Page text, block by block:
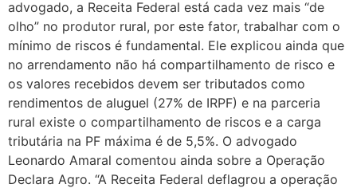
advogado, a Receita Federal está cada vez mais “de
olho” no produtor rural, por este fator, trabalhar com o
mínimo de riscos é fundamental. Ele explicou ainda que
no arrendamento não há compartilhamento de risco e
os valores recebidos devem ser tributados como
rendimentos de aluguel (27% de IRPF) e na parceria
rural existe o compartilhamento de riscos e a carga
tributária na PF máxima é de 5,5%. O advogado
Leonardo Amaral comentou ainda sobre a Operação
Declara Agro. “A Receita Federal deflagrou a operação